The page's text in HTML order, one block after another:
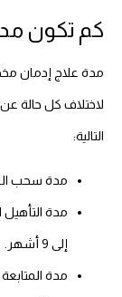
كم تكون
مدة علاج إدمان
لاختلاف كل حالة
التالية:
مدة سحب
إلى 9 أشهر.
مدة المتابعة الخارجية